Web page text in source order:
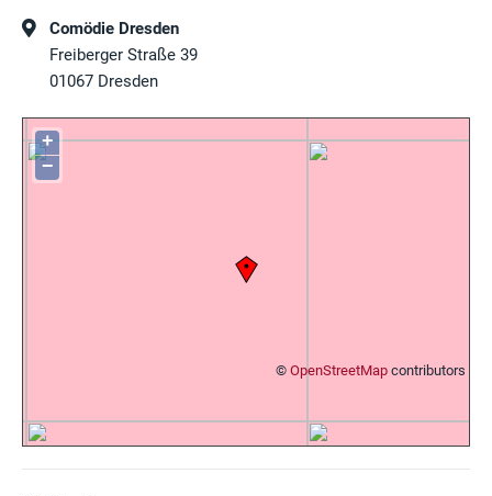
Comödie Dresden
Freiberger Straße 39
01067 Dresden
+
−
© OpenStreetMap contributors